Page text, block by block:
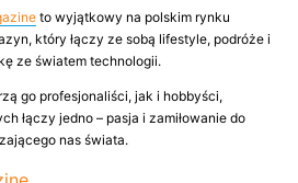
to wyjątkowy na polskim rynku
który łączy ze sobą lifestyle, podróże i
ze światem technologii.
go profesjonaliści, jak i hobbyści,
łączy jedno – pasja i zamiłowanie do
nas świata.